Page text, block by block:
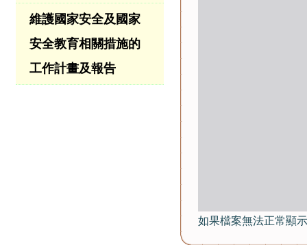
維護國家安全及國家
安全教育相關措施的
工作計畫及報告
如果檔案無法正常顯